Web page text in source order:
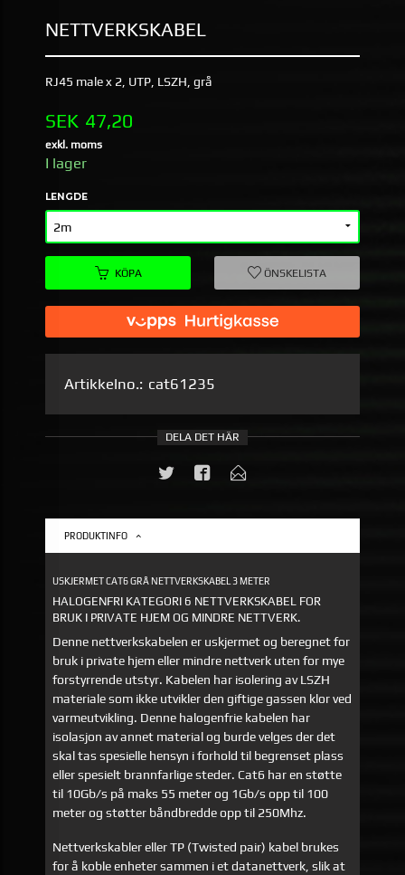
NETTVERKSKABEL
RJ45 male x 2, UTP, LSZH, grå
Pris
SEK 47,20
exkl. moms
I lager
LENGDE
KÖPA ÖNSKELISTA
Artikkelno.: cat61235
DELA DET HÄR
PRODUKTINFO
USKJERMET CAT6 GRÅ NETTVERKSKABEL 3 METER
HALOGENFRI KATEGORI 6 NETTVERKSKABEL FOR
BRUK I PRIVATE HJEM OG MINDRE NETTVERK.
Denne nettverkskabelen er uskjermet og beregnet for
bruk i private hjem eller mindre nettverk uten for mye
forstyrrende utstyr. Kabelen har isolering av LSZH
materiale som ikke utvikler den giftige gassen klor ved
varmeutvikling. Denne halogenfrie kabelen har
isolasjon av annet material og burde velges der det
skal tas spesielle hensyn i forhold til begrenset plass
eller spesielt brannfarlige steder. Cat6 har en støtte
til 10Gb/s på maks 55 meter og 1Gb/s opp til 100
meter og støtter båndbredde opp til 250Mhz.
Nettverkskabler eller TP (Twisted pair) kabel brukes
for å koble enheter sammen i et datanettverk, slik at